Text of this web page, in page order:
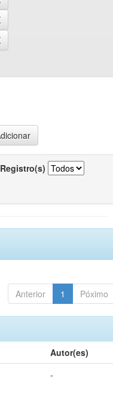
Registro(s)
Anterior 1 Póximo
Autor(es)
-